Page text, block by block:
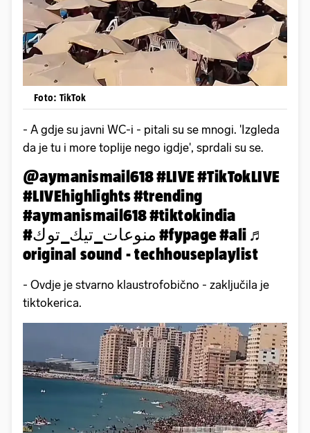
Foto: TikTok
- A gdje su javni WC-i - pitali su se mnogi. 'Izgleda
da je tu i more toplije nego igdje', sprdali su se.
@aymanismail618#LIVE#TikTokLIVE
#LIVEhighlights#trending
#aymanismail618#tiktokindia
#منوعات_تيك_توك #fypage#ali ♬
original sound - techhouseplaylist
- Ovdje je stvarno klaustrofobično - zaključila je
tiktokerica.